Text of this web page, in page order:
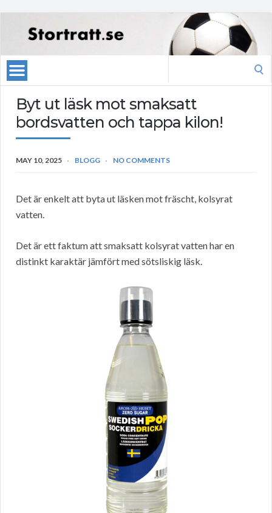
Byt ut läsk mot smaksatt
bordsvatten och tappa kilon!
MAY 10, 2025 BLOGG NO COMMENTS
Det är enkelt att byta ut läsken mot fräscht, kolsyrat
vatten.
Det är ett faktum att smaksatt kolsyrat vatten har en
distinkt karaktär jämfört med sötsliskig läsk.